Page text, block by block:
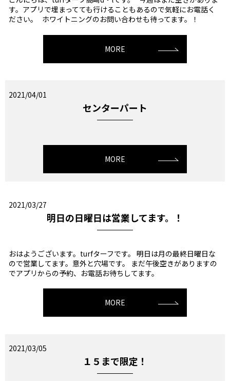
す。アプリで埋まってても行けることもあるので気軽にお電話く
ださい。 ホワイトニングのお問い合わせも待ってます。！
MORE
2021/04/01
センターパート
MORE
2021/03/27
明日の日曜日は営業してます。！
おはようございます。turfターフです。 明日は月の最終日曜日な
ので営業してます。意外と穴場です。 まだ午後空きがありますの
でアプリからの予約、お電話お待ちしてます。
MORE
2021/03/05
１５まで限定！